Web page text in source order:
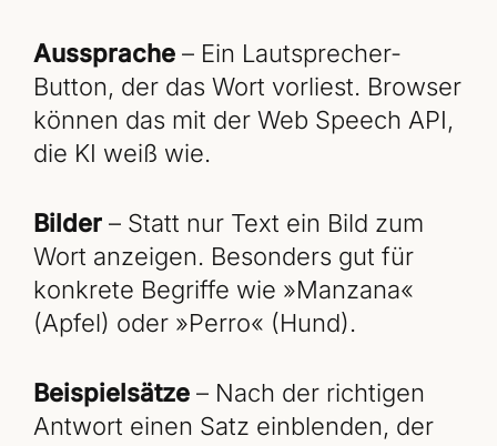
Aussprache – Ein Lautsprecher-
Button, der das Wort vorliest. Browser
können das mit der Web Speech API,
die KI weiß wie.
Bilder – Statt nur Text ein Bild zum
Wort anzeigen. Besonders gut für
konkrete Begriffe wie »Manzana«
(Apfel) oder »Perro« (Hund).
Beispielsätze – Nach der richtigen
Antwort einen Satz einblenden, der